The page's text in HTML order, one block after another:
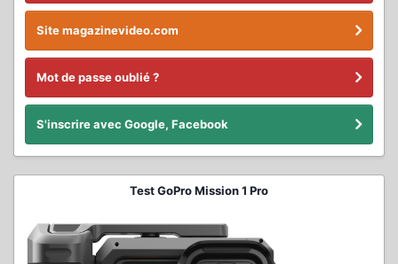
Site magazinevideo.com
Mot de passe oublié ?
S'inscrire avec Google, Facebook
Test GoPro Mission 1 Pro